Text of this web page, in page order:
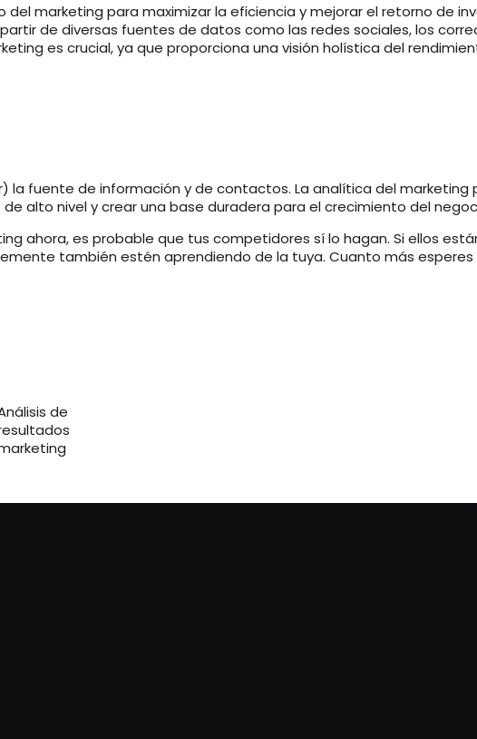
marketing para maximizar la eficiencia y mejorar el retorno de
de diversas fuentes de datos como las redes sociales, los
es crucial, ya que proporciona una visión holística del
la fuente de información y de contactos. La analítica del marketing
alto nivel y crear una base duradera para el crecimiento del
ahora, es probable que tus competidores sí lo hagan. Si ellos
también estén aprendiendo de la tuya. Cuanto más esperes
de